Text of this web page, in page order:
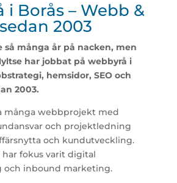
i Borås – Webb &
2003
så många år på nacken, men
har jobbat på webbyrå i
hemsidor, SEO och
2003.
många webbprojekt med
och projektledning
och kundutveckling.
har fokus varit digital
och inbound marketing.